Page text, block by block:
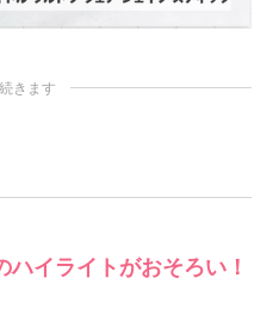
きます
イライトがおそろい！